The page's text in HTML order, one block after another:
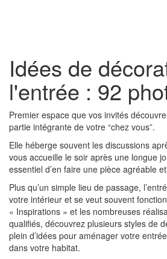
Idées de
l'entrée : 92
Premier espace que vos invités
partie intégrante de votre “chez vous”.
Elle héberge souvent les discussions
vous accueille le soir après une longue
essentiel d’en faire une pièce agréable
Plus qu’un simple lieu de passage,
votre intérieur et se veut souvent
« Inspirations » et les nombreuses
qualifiés, découvrez plusieurs styles de
plein d’idées pour aménager votre
dans votre habitat.